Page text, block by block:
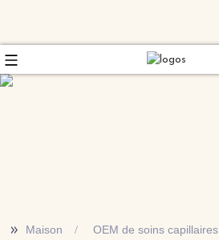
>> Maison OEM de soins capillaires